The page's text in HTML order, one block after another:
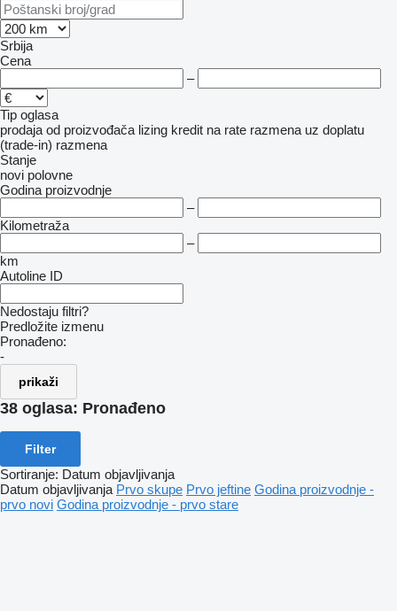
Srbija
Cena
–
Tip oglasa
prodaja od proizvođača lizing kredit na rate razmena uz doplatu
(trade-in) razmena
Stanje
novi polovne
Godina proizvodnje
–
Kilometraža
–
km
Autoline ID
Nedostaju filtri?
Predložite izmenu
Pronađeno:
-
prikaži
38 oglasa: Pronađeno
Filter
Sortiranje: Datum objavljivanja
Datum objavljivanja Prvo skupe Prvo jeftine Godina proizvodnje -
prvo novi Godina proizvodnje - prvo stare